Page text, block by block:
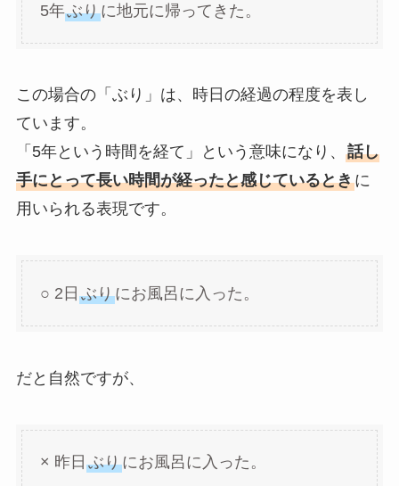
5年ぶりに地元に帰ってきた。
この場合の「ぶり」は、時日の経過の程度を表し
ています。
「5年という時間を経て」という意味になり、 話し
手にとって長い時間が経ったと感じているときに
用いられる表現です。
○ 2日 ぶりにお風呂に入った。
だと自然ですが、
× 昨日 ぶりにお風呂に入った。